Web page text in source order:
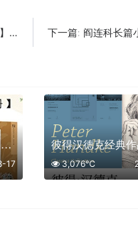
下一篇: 阎连科长篇小
中国古典文学荟萃 【共36册】【epub格式】【40MB】【编号：120879】
17 3,076℃